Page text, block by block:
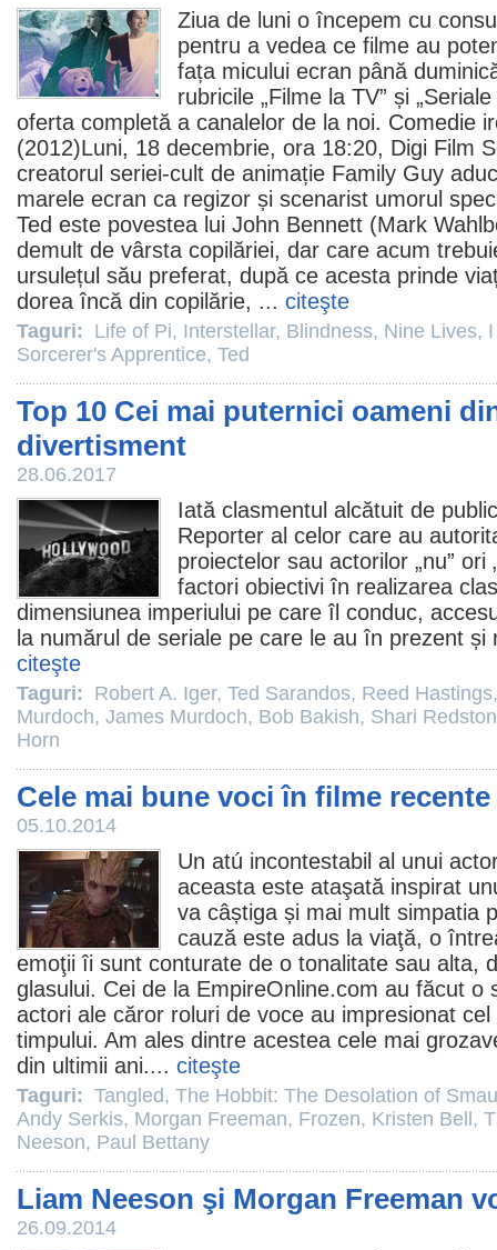
Ziua de luni o începem cu
pentru a vedea ce filme au
fața micului ecran până
rubricile „Filme la TV” și „Seriale
oferta completă a canalelor de la noi. Comedie
(2012)Luni, 18 decembrie, ora 18:20, Digi Film
creatorul seriei-cult de animație Family Guy
marele ecran ca regizor și scenarist umorul
Ted este povestea lui John Bennett (Mark
demult de vârsta copilăriei, dar care acum
ursulețul său preferat, după ce acesta prinde
dorea încă din copilărie, ... citeşte
Taguri: Life of Pi, Interstellar, Blindness, Nine Lives,
Sorcerer's Apprentice, Ted
Top 10 Cei mai puternici oameni
divertisment
28.06.2017
Iată clasmentul alcătuit de
Reporter al celor care au
proiectelor sau actorilor „nu” ori
factori obiectivi în realizarea
dimensiunea imperiului pe care îl conduc,
la numărul de seriale pe care le au în prezent și
citeşte
Taguri: Robert A. Iger, Ted Sarandos, Reed Hastings
Murdoch, James Murdoch, Bob Bakish, Shari
Horn
Cele mai bune voci în filme recente
05.10.2014
Un atú incontestabil al unui
aceasta este ataşată inspirat
va câștiga și mai mult simpatia
cauză este adus la viaţă, o
emoţii îi sunt conturate de o tonalitate sau alta,
glasului. Cei de la EmpireOnline.com au făcut o
actori ale căror roluri de voce au impresionat
timpului. Am ales dintre acestea cele mai
din ultimii ani.... citeşte
Taguri: Tangled, The Hobbit: The Desolation of
Andy Serkis, Morgan Freeman, Frozen, Kristen Bell ,
Neeson, Paul Bettany
Liam Neeson şi Morgan Freeman
26.09.2014